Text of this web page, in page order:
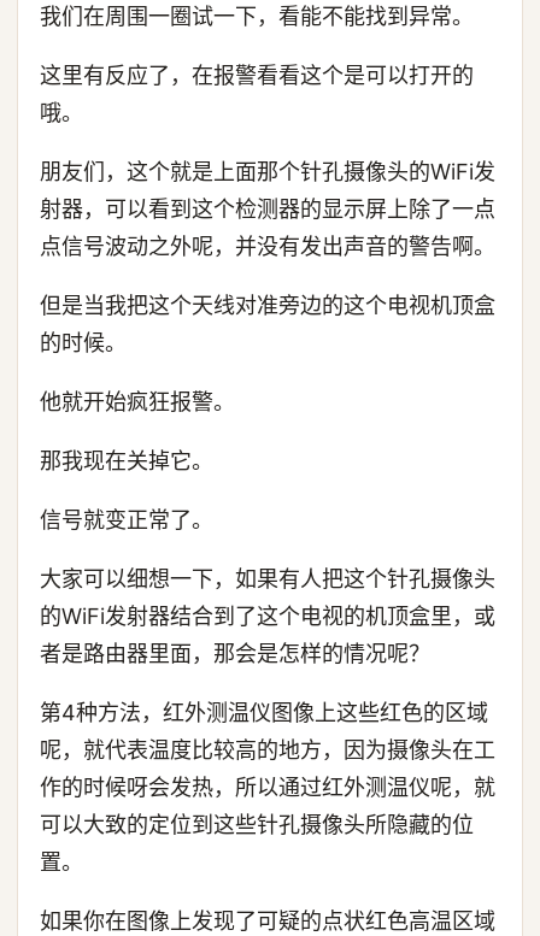
我们在周围一圈试一下，看能不能找到异常。
这里有反应了，在报警看看这个是可以打开的
哦。
朋友们，这个就是上面那个针孔摄像头的WiFi发
射器，可以看到这个检测器的显示屏上除了一点
点信号波动之外呢，并没有发出声音的警告啊。
但是当我把这个天线对准旁边的这个电视机顶盒
的时候。
他就开始疯狂报警。
那我现在关掉它。
信号就变正常了。
大家可以细想一下，如果有人把这个针孔摄像头
的WiFi发射器结合到了这个电视的机顶盒里，或
者是路由器里面，那会是怎样的情况呢？
第4种方法，红外测温仪图像上这些红色的区域
呢，就代表温度比较高的地方，因为摄像头在工
作的时候呀会发热，所以通过红外测温仪呢，就
可以大致的定位到这些针孔摄像头所隐藏的位
置。
如果你在图像上发现了可疑的点状红色高温区域